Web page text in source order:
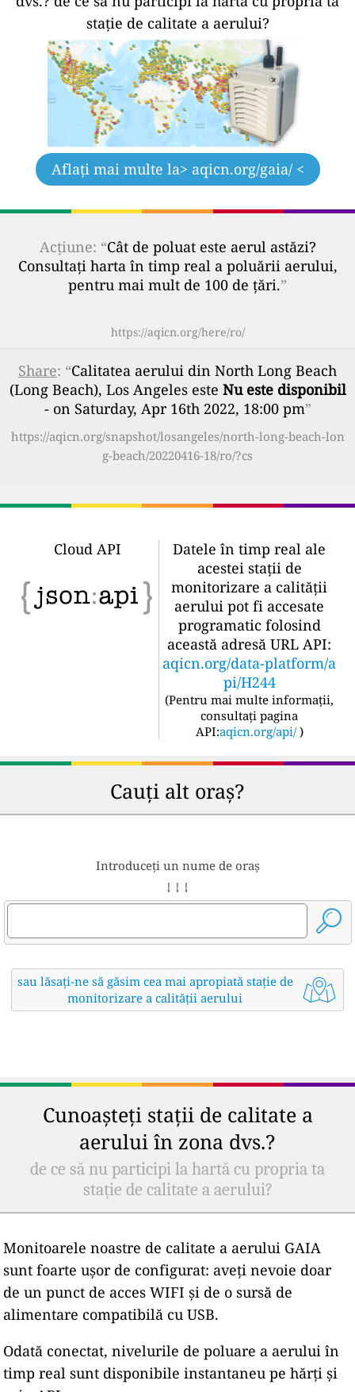
stație de calitate a aerului?
Aflați mai multe la> aqicn.org/gaia/ <
Acțiune: “Cât de poluat este aerul astăzi?
Consultați harta în timp real a poluării aerului,
pentru mai mult de 100 de țări.”
https://aqicn.org/here/ro/
Share: “Calitatea aerului din North Long Beach
(Long Beach), Los Angeles este Nu este disponibil
- on Saturday, Apr 16th 2022, 18:00 pm”
https://aqicn.org/snapshot/losangeles/north-long-beach-lon
g-beach/20220416-18/ro/?cs
Cloud API
Datele în timp real ale
acestei stații de
monitorizare a calității
aerului pot fi accesate
programatic folosind
această adresă URL API:
aqicn.org/data-platform/a
pi/H244
(Pentru mai multe informații,
consultați pagina
API:aqicn.org/api/ )
Cauți alt oraș?
Introduceți un nume de oraș
↓ ↓ ↓
sau lăsați-ne să găsim cea mai apropiată stație de
monitorizare a calității aerului
Cunoașteți stații de calitate a
aerului în zona dvs.?
de ce să nu participi la hartă cu propria ta
stație de calitate a aerului?
Monitoarele noastre de calitate a aerului GAIA
sunt foarte ușor de configurat: aveți nevoie doar
de un punct de acces WIFI și de o sursă de
alimentare compatibilă cu USB.
Odată conectat, nivelurile de poluare a aerului în
timp real sunt disponibile instantaneu pe hărți și